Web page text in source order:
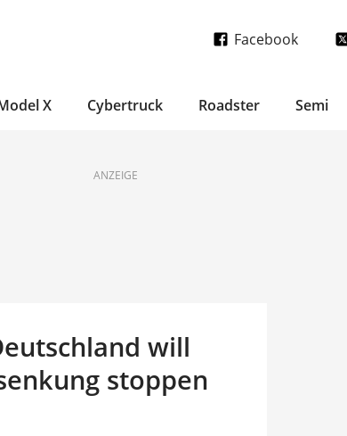
Facebook
X Cybertruck Roadster Semi
ANZEIGE
will
stoppen